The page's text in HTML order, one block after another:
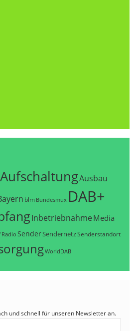
AufschaltungAusbau
blm Bundesmux DAB+
Inbetriebnahme Media
Radio SenderSendernetzSenderstandort
WorldDAB
und schnell für unseren Newsletter an.